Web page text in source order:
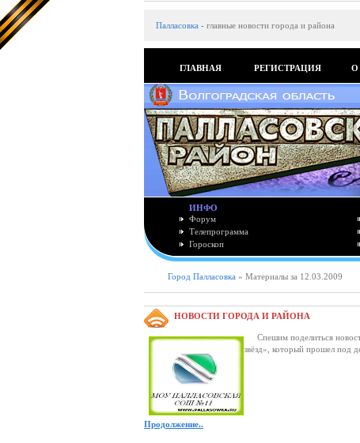
Палласовка - главные новости города и района
ГЛАВНАЯ РЕГИСТРАЦИЯ О
ИНФО
Форум
Телепрограмма
Гороскоп
Город Палласовка » Материалы за 12.03.2009
НОВОСТИ ГОРОДА И РАЙОНА
Спешим поделиться
звёзд», который прошел под
Продолжение..